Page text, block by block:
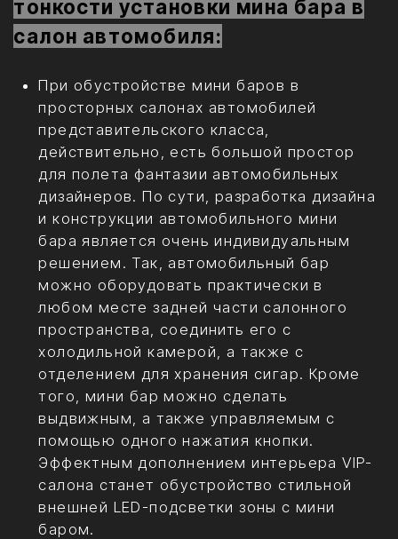
пространства, соединить его с
холодильной камерой, а также с
отделением для хранения сигар. Кроме
помощью одного нажатия кнопки.
Эффектным дополнением интерьера VIP-
салона станет обустройство стильной
внешней LED-подсветки зоны с мини
баром.
Если в салоне ограничено свободное
пространство, в таком случае возможно
компактное решение по установке мини
бара. Например, мини бар может
являться продолжением штатной
консоли или быть встроенным в
подлокотник между пассажирскими
Практически всегда мини бар в салоне
авто выполняется с электроприводом,
осуществляющим автоматизированную
подачу содержимого, и, при
необходимости, открывающего шторку-
стекло бара. Так, например, мини бар
может иметь до трех отдельных
электроприводов, каждый из которых
выполняет свою функцию, а именно: 1)
для поднятия стекла; 2) для подачи
содержимого; 3) для поворота панели с
бокалами.
Являясь предметом роскоши, мини бар
должен иметь соответствующую
отделку. Дополнительная внутренняя
декоративная подсветка заставляет